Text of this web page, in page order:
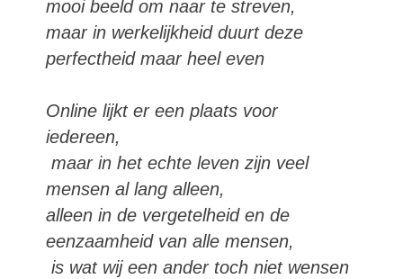
mooi beeld om naar te streven,
maar in werkelijkheid duurt deze
perfectheid maar heel even
Online lijkt er een plaats voor
iedereen,
maar in het echte leven zijn veel
mensen al lang alleen,
alleen in de vergetelheid en de
eenzaamheid van alle mensen,
is wat wij een ander toch niet wensen